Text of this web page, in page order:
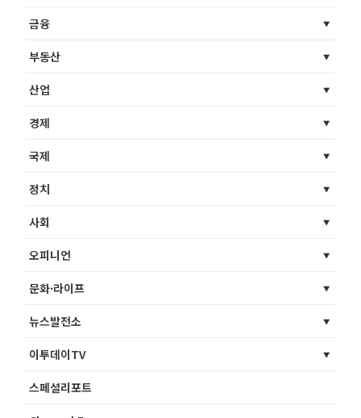
금융
부동산
산업
경제
국제
정치
사회
오피니언
문화·라이프
뉴스발전소
이투데이TV
스페셜리포트